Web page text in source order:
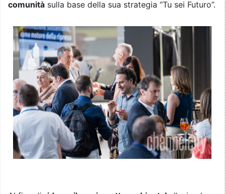
comunità sulla base della sua strategia “Tu sei Futuro”.